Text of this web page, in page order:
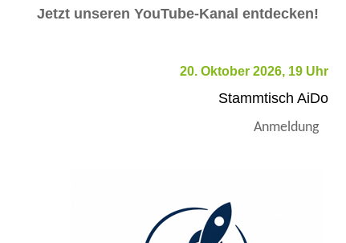
Jetzt unseren YouTube-Kanal entdecken!
20. Oktober 2026, 19 Uhr
Stammtisch AiDo
Anmeldung